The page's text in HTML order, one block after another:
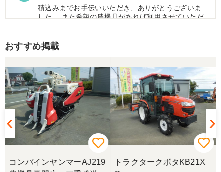
積込みまでお手伝いいただき、ありがとうございま
した。 また希望の農機具があれば利用させていただ
この度はお世話になりました。また、機会があれば
よろしくお願いします。
三重県／ユウスケ
購入から引き取りまでスムーズでした。ありがとう
ございました。
おすすめ掲載
コンバインヤンマーAJ219
トラクタークボタKB21X